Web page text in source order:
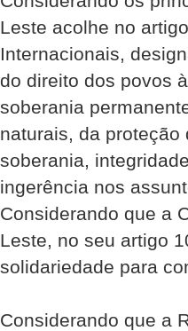
Leste acolhe no
Internacionais,
do direito dos povos
soberania
naturais, da
soberania,
ingerência nos
Considerando que a
Leste, no seu artigo
solidariedade para
Considerando que a